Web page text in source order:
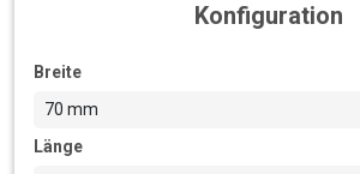
Konfiguration
Breite
70 mm
Länge